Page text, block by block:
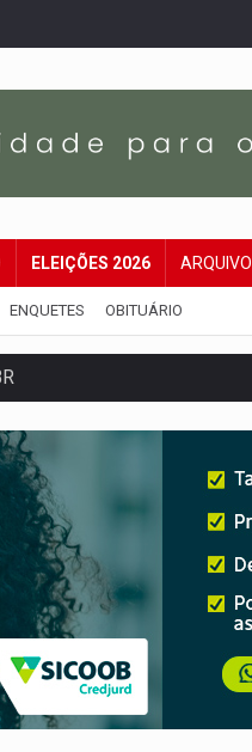
ELEIÇÕES 2026 ARQUIVO
ENQUETES OBITUÁRIO
estudantes na escola